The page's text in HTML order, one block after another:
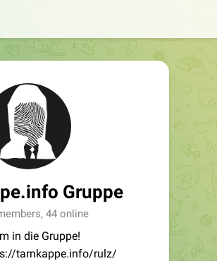
Gruppe
44 online
in die Gruppe!
tarnkappe.info/rulz/